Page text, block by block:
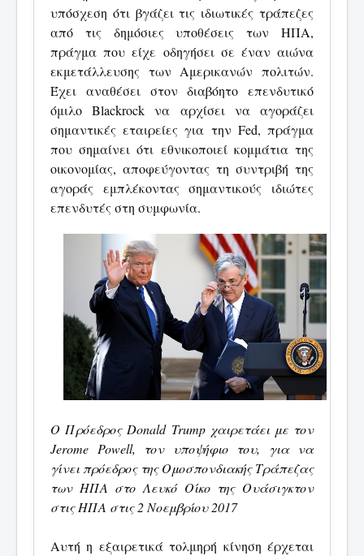
υπόσχεση ότι βγάζει τις ιδιωτικές τράπεζες
από τις δημόσιες υποθέσεις των ΗΠΑ,
πράγμα που είχε οδηγήσει σε έναν αιώνα
εκμετάλλευσης των Αμερικανών πολιτών.
Έχει αναθέσει στον διαβόητο επενδυτικό
όμιλο Blackrock να αρχίσει να αγοράζει
σημαντικές εταιρείες για την Fed, πράγμα
που σημαίνει ότι εθνικοποιεί κομμάτια της
οικονομίας, αποφεύγοντας τη συντριβή της
αγοράς εμπλέκοντας σημαντικούς ιδιώτες
επενδυτές στη συμφωνία.
Ο Πρόεδρος Donald Trump χαιρετάει με τον
Jerome Powell, τον υποψήφιο του, για να
γίνει πρόεδρος της Ομοσπονδιακής Τράπεζας
των ΗΠΑ στο Λευκό Οίκο της Ουάσιγκτον
στις ΗΠΑ στις 2 Νοεμβρίου 2017
Αυτή η εξαιρετικά τολμηρή κίνηση έρχεται